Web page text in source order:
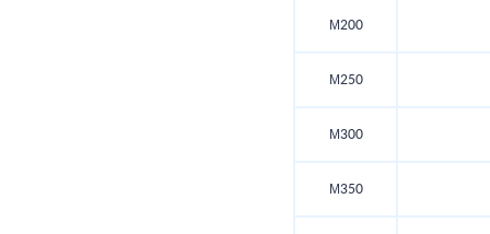
М200
М250
М300
М350